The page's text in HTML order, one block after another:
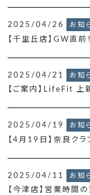
2025/04/26 お知
【千里丘店】GW直
2025/04/21 お知
【ご案内】LifeFit 上
2025/04/19 お知
【4月19日】奈良ク
2025/04/11 お知
【今津店】営業時間